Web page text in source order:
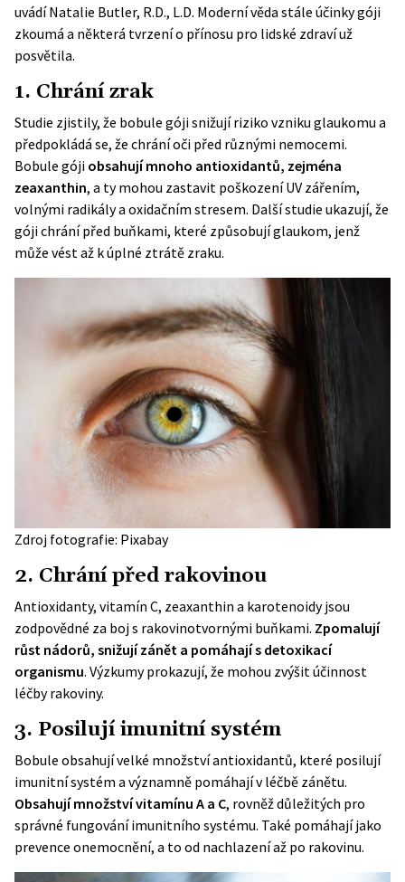
uvádíNatalie Butler, R.D., L.D. Moderní věda stále účinky góji
zkoumá a některá tvrzení o přínosu pro lidské zdraví už
posvětila.
1. Chrání zrak
Studie zjistily, že bobule góji snižují riziko vzniku glaukomu a
předpokládá se, že chrání oči před různými nemocemi.
Bobule góji obsahují mnoho antioxidantů, zejména
zeaxanthin, a ty mohou zastavit poškození UV zářením,
volnými radikály a oxidačním stresem. Další studie ukazují, že
góji chrání před buňkami, které způsobují glaukom, jenž
může vést až k úplné ztrátě zraku.
Zdroj fotografie: Pixabay
2. Chrání před rakovinou
Antioxidanty, vitamín C, zeaxanthin a karotenoidy jsou
zodpovědné za boj s rakovinotvornými buňkami. Zpomalují
růst nádorů, snižují zánět a pomáhají s detoxikací
organismu. Výzkumy prokazují, že mohou zvýšit účinnost
léčby rakoviny.
3. Posilují imunitní systém
Bobule obsahují velké množství antioxidantů, které posilují
imunitní systém a významně pomáhají v léčbě zánětu.
Obsahují množství vitamínu A a C, rovněž důležitých pro
správné fungování imunitního systému. Také pomáhají jako
prevence onemocnění, a to od nachlazení až po rakovinu.